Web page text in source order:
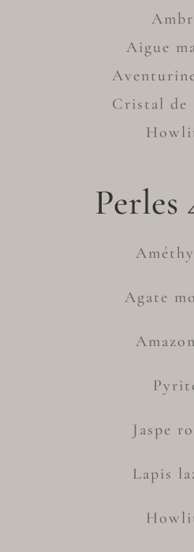
Aigue
Cristal de
Perles
Agate
Jaspe
Lapis